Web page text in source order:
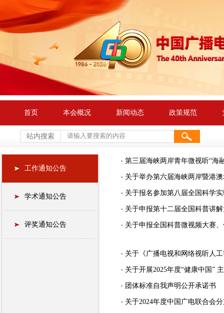
首页 本会概况 新闻动态 政策规范
站内搜索
工作通知公告
学术通知公告
评奖通知公告
第三届海峡两岸青年微视听“海
关于举办第六届海峡两岸暨港
关于报名参加第八届全国科学
关于申报第十二届全国科普讲
关于申报全国科普微视频大赛
关于开展2025年度“健康中国”
团体标准自我声明公开承诺书
关于2024年度中国广电联合会